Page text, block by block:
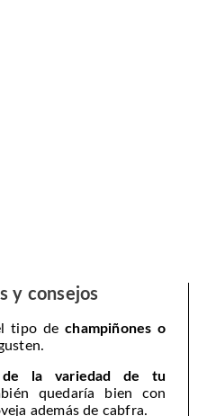
y consejos
tipo dechampiñones o
de la variedad de tu
quedaría bien con
además de cabfra.